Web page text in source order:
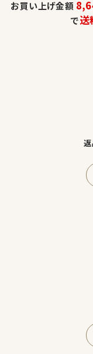
お買い上げ金額
で送